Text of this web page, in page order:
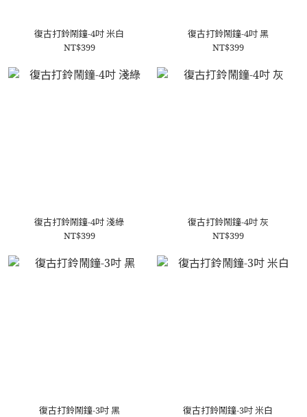
復古打鈴鬧鐘-4吋 米白
NT$399
復古打鈴鬧鐘-4吋 黑
NT$399
復古打鈴鬧鐘-4吋 淺綠
NT$399
復古打鈴鬧鐘-4吋 灰
NT$399
復古打鈴鬧鐘-3吋 黑
復古打鈴鬧鐘-3吋 米白